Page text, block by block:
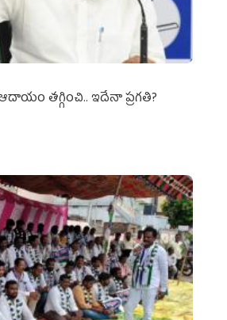
తగ్గించి.. ఇదేనా ప్రగతి?